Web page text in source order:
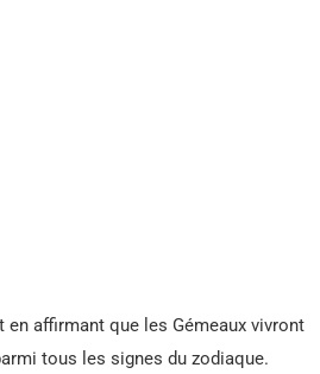
en affirmant que les Gémeaux vivront
tous les signes du zodiaque.